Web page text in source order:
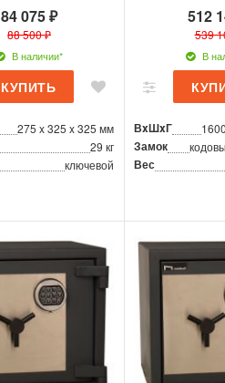
84 075 ₽
88 500 ₽
В наличии*
275 x 325 x 325 мм
29 кг
ключевой
512
539
В
ВxШxГ
Замок
Вес